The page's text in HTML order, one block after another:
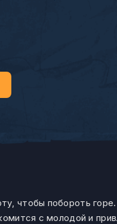
чтобы побороть
с молодой и